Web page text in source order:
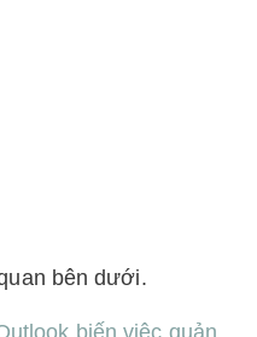
bên dưới.
biến việc quản